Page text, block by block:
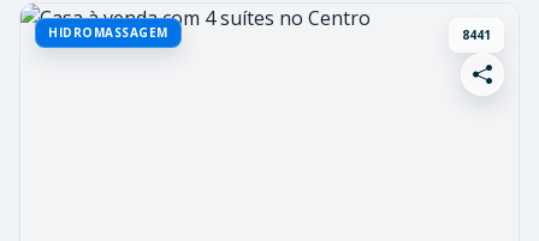
HIDROMASSAGEM 8441